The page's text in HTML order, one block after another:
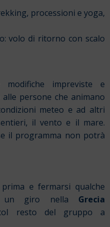
processioni e yoga,
volo di ritorno con scalo
impreviste e
persone che animano
meteo e ad altri
il vento e il mare.
il programma non potrà
e fermarsi qualche
giro nella Grecia
resto del gruppo a